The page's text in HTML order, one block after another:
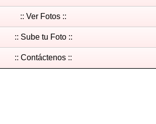
:: Ver Fotos ::
:: Sube tu Foto ::
:: Contáctenos ::